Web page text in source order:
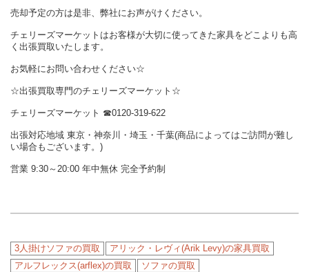
売却予定の方は是非、弊社にお声がけください。
チェリーズマーケットはお客様が大切に使ってきた家具をどこよりも高
く出張買取いたします。
お気軽にお問い合わせください☆
☆出張買取専門のチェリーズマーケット☆
チェリーズマーケット ☎︎0120-319-622
出張対応地域 東京・神奈川・埼玉・千葉(商品によってはご訪問が難し
い場合もございます。)
営業 9:30～20:00 年中無休 完全予約制
3人掛けソファの買取
アリック・レヴィ(Arik Levy)の家具買取
アルフレックス(arflex)の買取
ソファの買取